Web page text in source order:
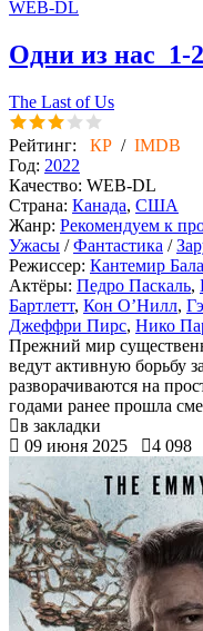
WEB-DL
Одни из нас 1-
The Last of Us
Рейтинг: КР / IMDB
Год: 2022
Качество: WEB-DL
Страна: Канада, США
Жанр: Рекомендуем к
Ужасы /Фантастика /
Режиссер: Кантемир
Актёры: Педро Паскаль,
Бартлетт, Кон О’Нилл,
Джеффри Пирс, Нико
Прежний мир
ведут активную борьбу
разворачиваются на
годами ранее прошла
в закладки
09 июня 2025
4 098